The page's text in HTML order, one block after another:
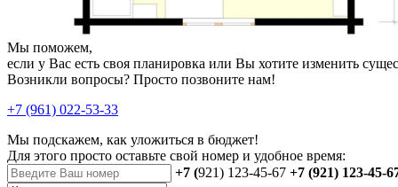
Мы поможем,
если у Вас есть своя планировка или Вы хотите изменить
Возникли вопросы? Просто позвоните нам!
+7 (961) 022-53-33
Мы подскажем, как уложиться в бюджет!
Для этого просто оставьте свой номер и удобное время:
+7 (921) 123-45-67 +7 (921) 123-45-